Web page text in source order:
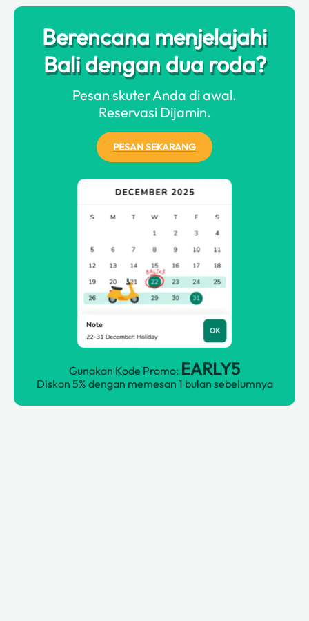
Berencana menjelajahi
Bali dengan dua roda?
Pesan skuter Anda di awal.
Reservasi Dijamin.
PESAN SEKARANG
Gunakan Kode Promo: EARLY5
Diskon 5% dengan memesan 1 bulan sebelumnya